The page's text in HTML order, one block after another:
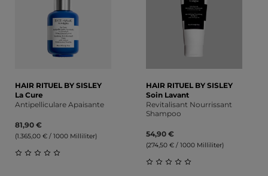
HAIR RITUEL BY SISLEY
La Cure
Antipelliculare Apaisante
81,90 €
(1.365,00 € / 1000 Milliliter)
HAIR RITUEL BY SISLEY
Soin Lavant
Revitalisant Nourrissant
Shampoo
54,90 €
(274,50 € / 1000 Milliliter)